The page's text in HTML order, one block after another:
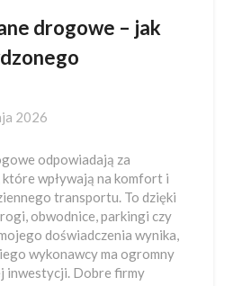
drogowe – jak
2026
odpowiadają za
wpływają na komfort i
transportu. To dzięki
obwodnice, parkingi czy
doświadczenia wynika,
wykonawcy ma ogromny
inwestycji. Dobre firmy